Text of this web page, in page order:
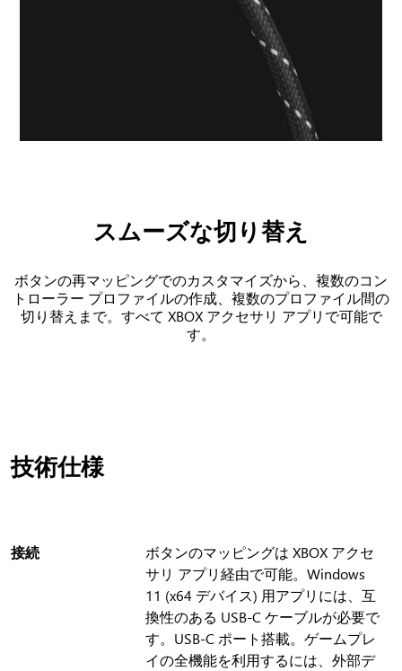
スムーズな切り替え
ボタンの再マッピングでのカスタマイズから、複数のコン
トローラー プロファイルの作成、複数のプロファイル間の
切り替えまで。すべて XBOX アクセサリ アプリで可能で
す。
技術仕様
接続
ボタンのマッピングは XBOX アクセ
サリ アプリ経由で可能。Windows
11 (x64 デバイス) 用アプリには、互
換性のある USB-C ケーブルが必要で
す。USB-C ポート搭載。ゲームプレ
イの全機能を利用するには、外部デ